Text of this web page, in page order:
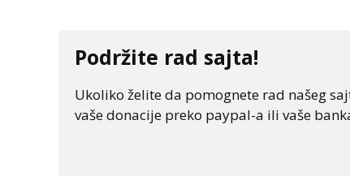
Podržite rad sajta!
Ukoliko želite da pomognete rad našeg
vaše donacije preko paypal-a ili vaše